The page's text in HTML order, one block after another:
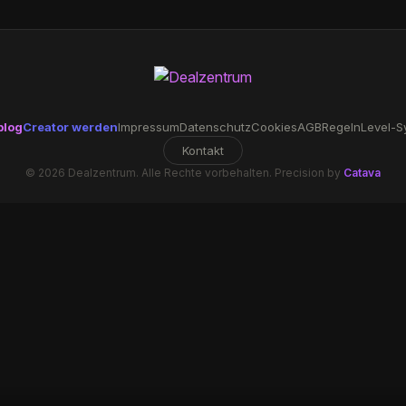
Creator werdenImpressumDatenschutzCookiesAGBRegelnLevel-
Kontakt
© 2026 Dealzentrum. Alle Rechte vorbehalten. Precision by Catava